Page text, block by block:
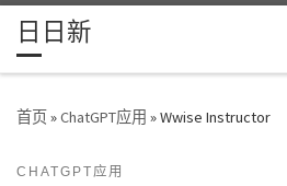
Skip to content
日日新
首页»ChatGPT应用 »Wwise Instructor
CHATGPT应用